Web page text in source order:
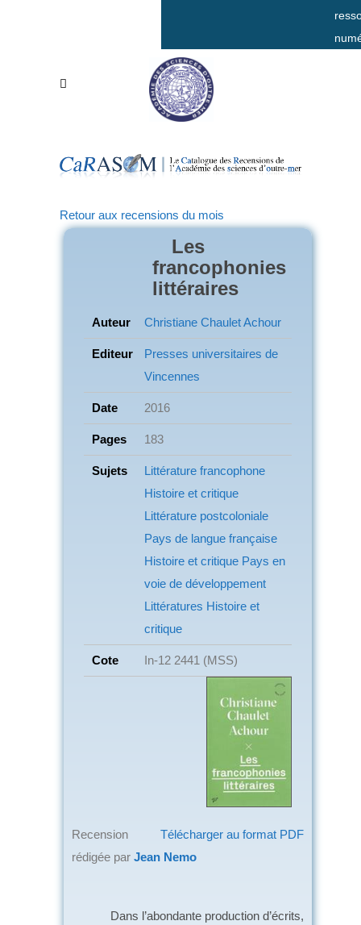
Retour aux recensions du mois
Les
francophonies
littéraires
Auteur Christiane Chaulet Achour
Editeur
Presses universitaires de
Vincennes
Date 2016
Pages 183
Sujets
Littérature francophone
Histoire et critique
Littérature postcoloniale
Pays de langue française
Histoire et critique Pays en
voie de développement
Littératures Histoire et
critique
Cote In-12 2441 (MSS)
Télécharger au format PDF
Recension
rédigée par Jean Nemo
Dans l’abondante production d’écrits,